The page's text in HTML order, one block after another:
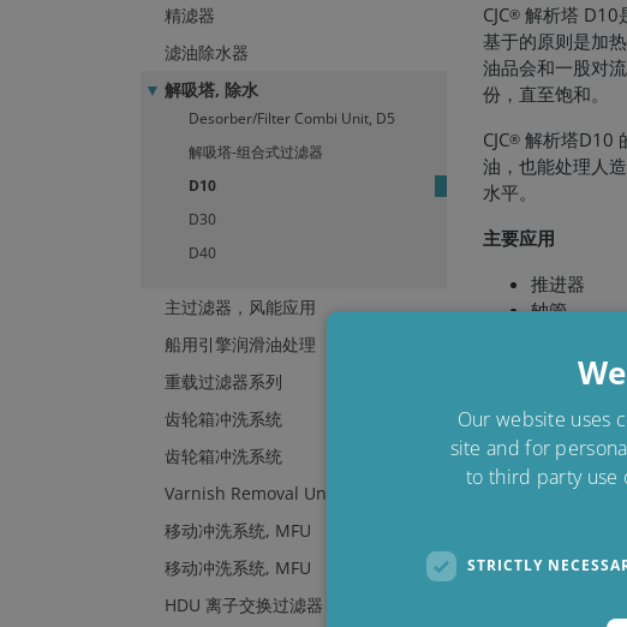
精滤器
滤油除水器
解吸塔, 除水
Desorber/Filter Combi Unit, D5
解吸塔-组合式过滤器
D10
D30
D40
主过滤器，风能应用
船用引擎润滑油处理
重载过滤器系列
齿轮箱冲洗系统
齿轮箱冲洗系统
Varnish Removal Unit, VRU
移动冲洗系统, MFU
移动冲洗系统, MFU
HDU 离子交换过滤器
CJC® 解析塔 D10
基于的原则是加
油品会和一股对
份，直至饱和。
CJC® 解析塔D10
油，也能处理人
水平。
主要应用
推进器
轴管
合成液体
有少量油
特点
能去除甚
体积小巧
Our website uses
site and for
to third party use
STRICTLY